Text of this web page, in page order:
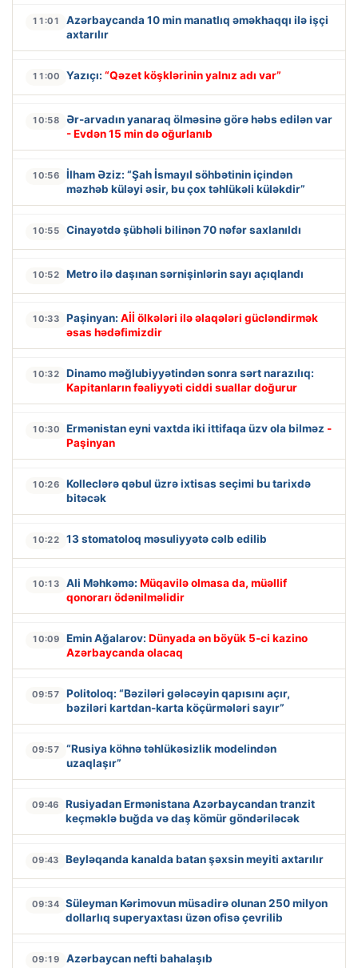
11:01
Azərbaycanda 10 min manatlıq əməkhaqqı ilə işçi
axtarılır
11:00 Yazıçı: “Qəzet köşklərinin yalnız adı var”
10:58
Ər-arvadın yanaraq ölməsinə görə həbs edilən var
- Evdən 15 min də oğurlanıb
10:56
İlham Əziz: “Şah İsmayıl söhbətinin içindən
məzhəb küləyi əsir, bu çox təhlükəli küləkdir”
10:55 Cinayətdə şübhəli bilinən 70 nəfər saxlanıldı
10:52 Metro ilə daşınan sərnişinlərin sayı açıqlandı
10:33 Paşinyan: Aİİ ölkələri ilə əlaqələri gücləndirmək
əsas hədəfimizdir
10:32
Dinamo məğlubiyyətindən sonra sərt narazılıq:
Kapitanların fəaliyyəti ciddi suallar doğurur
10:30 Ermənistan eyni vaxtda iki ittifaqa üzv ola bilməz -
Paşinyan
10:26
Kolleclərə qəbul üzrə ixtisas seçimi bu tarixdə
bitəcək
10:22 13 stomatoloq məsuliyyətə cəlb edilib
10:13 Ali Məhkəmə: Müqavilə olmasa da, müəllif
qonorarı ödənilməlidir
10:09 Emin Ağalarov: Dünyada ən böyük 5-ci kazino
Azərbaycanda olacaq
09:57
Politoloq: “Bəziləri gələcəyin qapısını açır,
bəziləri kartdan-karta köçürmələri sayır”
09:57
“Rusiya köhnə təhlükəsizlik modelindən
uzaqlaşır”
09:46
Rusiyadan Ermənistana Azərbaycandan tranzit
keçməklə buğda və daş kömür göndəriləcək
09:43 Beyləqanda kanalda batan şəxsin meyiti axtarılır
09:34 Süleyman Kərimovun müsadirə olunan 250 milyon
dollarlıq superyaxtası üzən ofisə çevrilib
09:19 Azərbaycan nefti bahalaşıb